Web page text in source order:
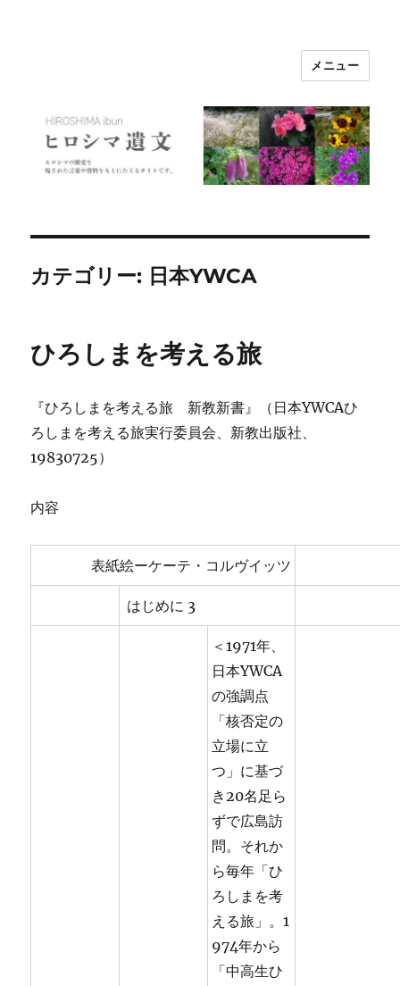
メニュー
カテゴリー: 日本YWCA
ひろしまを考える旅
『ひろしまを考える旅 新教新書』（日本YWCAひ
ろしまを考える旅実行委員会、新教出版社、
19830725）
内容
表紙絵ーケーテ・コルヴイッツ
はじめに 3
＜1971年、
日本YWCA
の強調点
「核否定の
立場に立
つ」に基づ
き20名足ら
ずで広島訪
問。それか
ら毎年「ひ
ろしまを考
える旅」。1
974年から
「中高生ひ